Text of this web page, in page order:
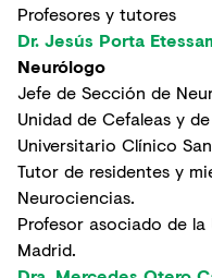
Profesores y tutores
Dr. Jesús Porta
Neurólogo
Jefe de Sección de
Unidad de Cefaleas y
Universitario Clínico
Tutor de residentes y
Neurociencias.
Profesor asociado de
Madrid.